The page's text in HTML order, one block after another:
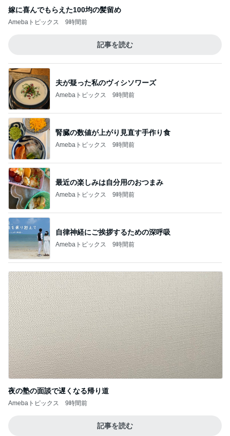
嫁に喜んでもらえた100均の髪留め
Amebaトピックス 9時間前
記事を読む
夫が疑った私のヴィシソワーズ
Amebaトピックス 9時間前
腎臓の数値が上がり見直す手作り食
Amebaトピックス 9時間前
最近の楽しみは自分用のおつまみ
Amebaトピックス 9時間前
自律神経にご挨拶するための深呼吸
Amebaトピックス 9時間前
夜の塾の面談で遅くなる帰り道
Amebaトピックス 9時間前
記事を読む